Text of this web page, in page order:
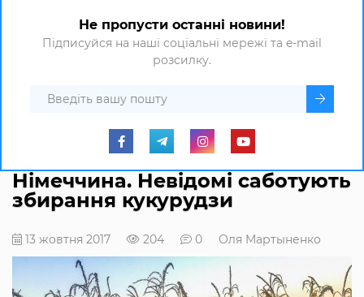
Не пропусти останні новини!
Підписуйся на наші соціальні мережі та e-mail
розсилку.
Німеччина. Невідомі саботують
збирання кукурудзи
13 жовтня 2017 204 0 Оля Мартыненко